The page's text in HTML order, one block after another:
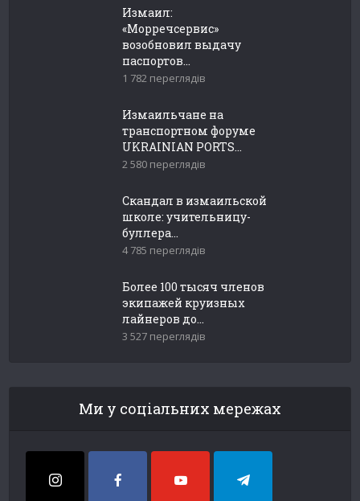
Измаил:
«Морречсервис»
возобновил выдачу
паспортов...
1 782 переглядів
Измаильчане на
транспортном форуме
UKRAINIAN PORTS...
2 580 переглядів
Скандал в измаильской
школе: учительницу-
буллера...
4 785 переглядів
Более 100 тысяч членов
экипажей круизных
лайнеров до...
3 527 переглядів
Ми у соціальних мережах